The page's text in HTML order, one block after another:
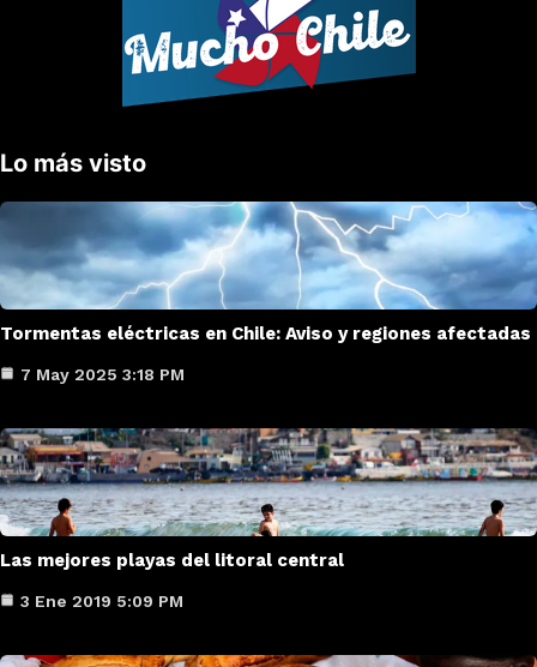
Lo más visto
Tormentas eléctricas en Chile: Aviso y regiones afectadas
7 May 2025 3:18 PM
Las mejores playas del litoral central
3 Ene 2019 5:09 PM